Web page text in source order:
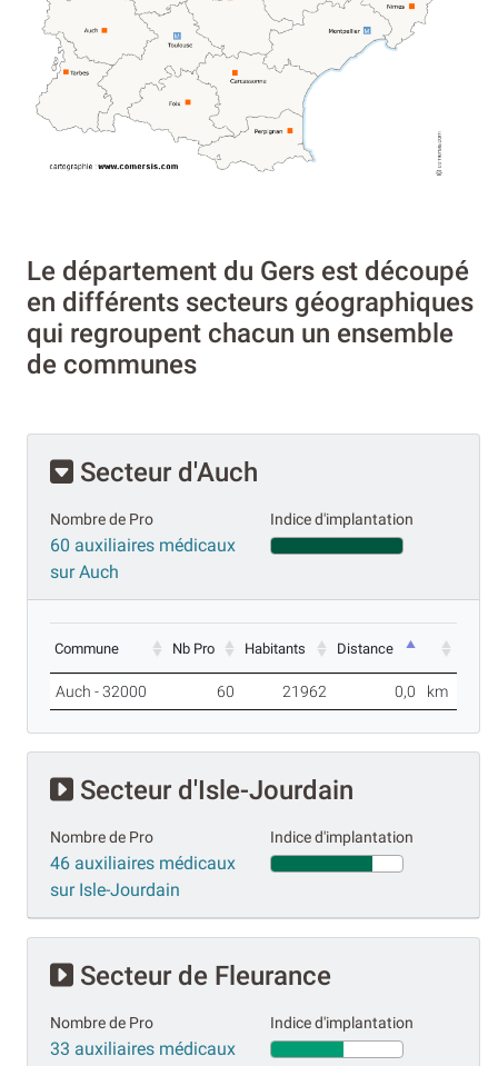
Le département du Gers est découpé
en différents secteurs géographiques
qui regroupent chacun un ensemble
de communes
Secteur d'Auch
Nombre de Pro
60 auxiliaires médicaux
sur Auch
Indice d'implantation
Commune Nb Pro Habitants Distance
Auch - 32000 60 21962 0,0 km
Secteur d'Isle-Jourdain
Nombre de Pro
46 auxiliaires médicaux
sur Isle-Jourdain
Indice d'implantation
Secteur de Fleurance
Nombre de Pro
33 auxiliaires médicaux
Indice d'implantation